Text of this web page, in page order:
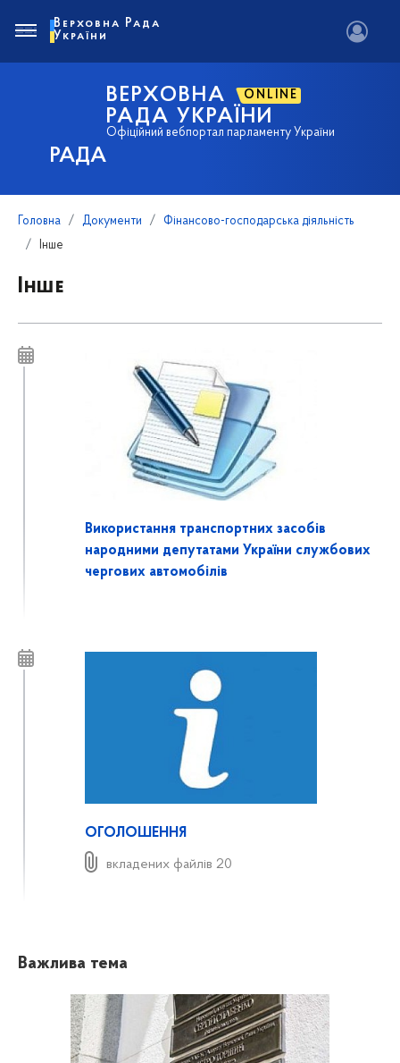
РАДА
ВЕРХОВНА ONLINE
РАДА УКРАЇНИ
Офіційний вебпортал парламенту України
Верховна Рада
України
Головна Документи
Фінансово-господарська діяльність
Інше
Інше
Використання транспортних засобів
народними депутатами України службових
чергових автомобілів
ОГОЛОШЕННЯ
вкладених файлів 20
Важлива тема